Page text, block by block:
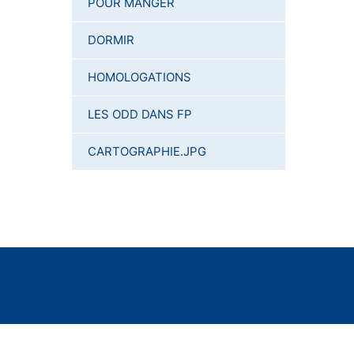
DORMIR
HOMOLOGATIONS
LES ODD DANS FP
CARTOGRAPHIE.JPG